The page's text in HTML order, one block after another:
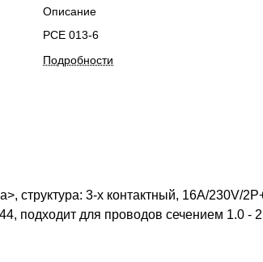
Описание
PCE 013-6
Подробности
3-х контактный, 16А/230V/
подходит для проводов сечением 1.0 -